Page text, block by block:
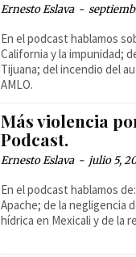
Ernesto Eslava -
En el podcast hablamos
California y la impunidad;
Tijuana; del incendio del
AMLO.
Más violencia
Podcast.
Ernesto Eslava - julio 5,
En el podcast hablamos
Apache; de la negligencia
hídrica en Mexicali y de la